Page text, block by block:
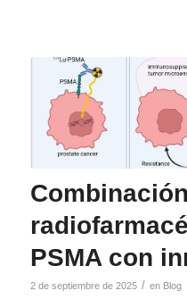
PSMA con
2 de septiembre de 2025 / en Blog